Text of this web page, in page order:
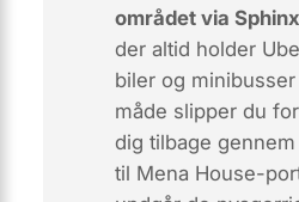
området via
der altid holder
biler og minibusser
måde slipper du
dig tilbage
til Mena House-